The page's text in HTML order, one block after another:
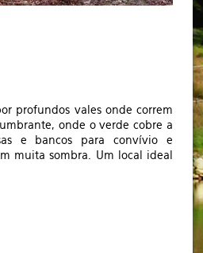
profundos vales onde correm
onde o verde cobre a
e bancos para convívio e
muita sombra. Um local ideal